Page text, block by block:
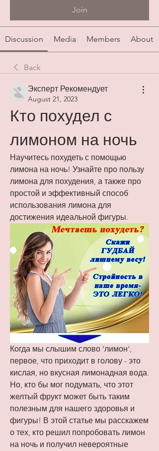
Join
Discussion Media Members About
Back
Эксперт Рекомендует
August 21, 2023
Кто похудел с
лимоном на ночь
Научитесь похудеть с помощью
лимона на ночь! Узнайте про пользу
лимона для похудения, а также про
простой и эффективный способ
использования лимона для
достижения идеальной фигуры.
Когда мы слышим слово 'лимон',
первое, что приходит в голову - это
кислая, но вкусная лимонадная вода.
Но, кто бы мог подумать, что этот
желтый фрукт может быть таким
полезным для нашего здоровья и
фигуры! В этой статье мы расскажем
о тех, кто решил попробовать лимон
на ночь и получил невероятные